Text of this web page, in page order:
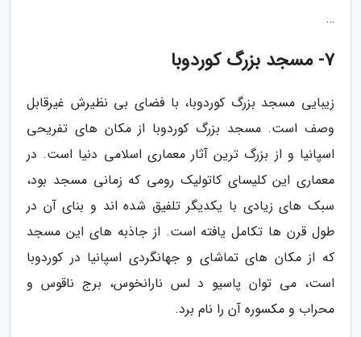
…
7- مسجد بزرگ کوردوبا
زیبایی مسجد بزرگ کوردوبا، با فضای بی نظیرش غیرقابل
وصف است. مسجد بزرگ کوردوبا از مکان های تفریحی
اسپانیا و از بزرگ ترین آثار معماری اسلامی دنیا است. در
معماری این کلیسای کاتولیک رومی که زمانی مسجد بود،
سبک های زیادی با یکدیگر تلفیق شده اند و بنای آن در
طول قرن ها تکامل یافته است. از جاذبه های این مسجد
که از مکان های تماشای و جهانگردی اسپانیا در کوردوبا
است، می توان پاسیو د لس نارانخوس، برج ناقوس و
محراب و مکسوره آن را نام برد.